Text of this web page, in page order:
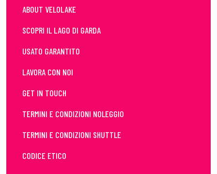
ABOUT VELOLAKE
SCOPRI IL LAGO DI GARDA
USATO GARANTITO
LAVORA CON NOI
GET IN TOUCH
TERMINI E CONDIZIONI NOLEGGIO
TERMINI E CONDIZIONI SHUTTLE
CODICE ETICO